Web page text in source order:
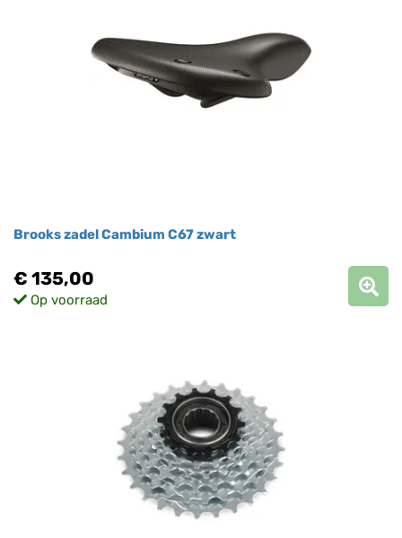
Brooks zadel Cambium C67 zwart
€ 135,00
Op voorraad